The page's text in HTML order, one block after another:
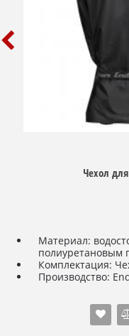
Чехол
Материал:
полиуретановым
Комплектация:
Производство: